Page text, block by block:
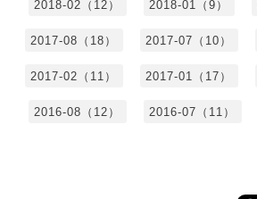
2018-02（12） 2018-01（9）
2017-08（18） 2017-07（10）
2017-02（11） 2017-01（17）
2016-08（12） 2016-07（11）